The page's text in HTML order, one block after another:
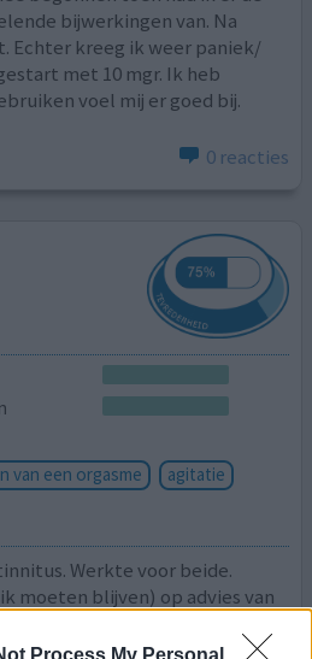
Process My Personal
bijwerkingen van. Na
Echter kreeg ik weer paniek/
met 10 mgr. Ik heb
voel mij er goed bij.
0 reacties
van een orgasme
agitatie
Werkte voor beide.
moeten blijven) op advies van
een zeer kort lontje.